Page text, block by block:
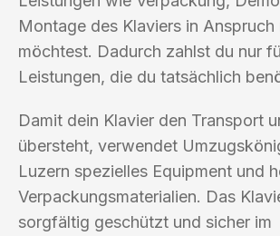
Montage des Klaviers in Anspruch
möchtest. Dadurch zahlst du nur
Leistungen, die du tatsächlich
Damit dein Klavier den Transport
übersteht, verwendet
Luzern spezielles Equipment und
Verpackungsmaterialien. Das
sorgfältig geschützt und sicher im